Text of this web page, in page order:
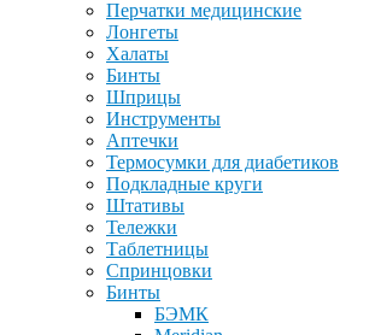
Перчатки медицинские
Лонгеты
Халаты
Бинты
Шприцы
Инструменты
Аптечки
Термосумки для диабетиков
Подкладные круги
Штативы
Тележки
Таблетницы
Спринцовки
Бинты
БЭМК